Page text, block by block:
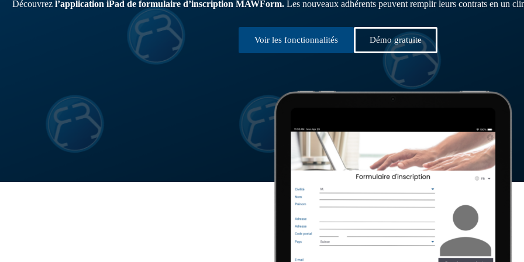
Découvrezl’application iPad de formulaire d’inscription MAWForm. Les nouveaux adhérents peuvent remplir leurs contrats en un
Voir les fonctionnalités Démo gratuite